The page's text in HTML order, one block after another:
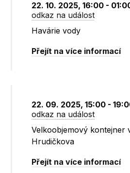
22. 10. 2025, 16:00 -
odkaz na událost
Havárie vody
Přejít na více informací
22. 09. 2025, 15:00 -
odkaz na událost
Velkoobjemový kontejner
Hrudičkova
Přejít na více informací